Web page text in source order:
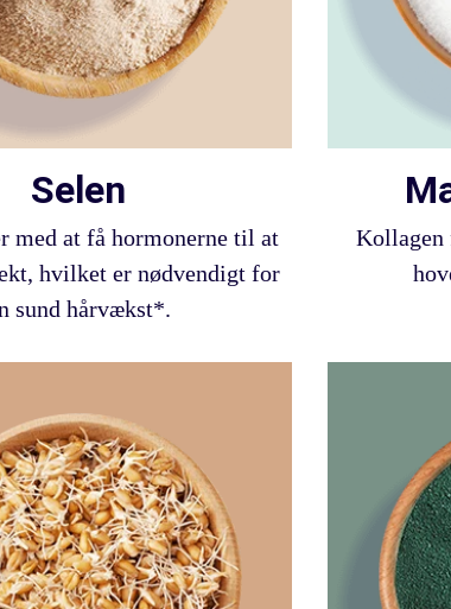
Selen
med at få hormonerne til at
hvilket er nødvendigt for
sund hårvækst*.
Kollagen